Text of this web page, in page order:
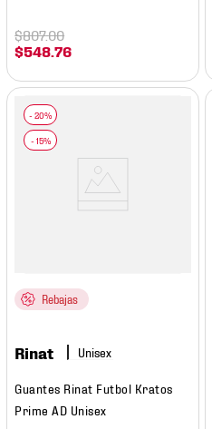
$548 .76
$807.00
Rebajas
Rinat
Guantes Rinat Futbol Kratos
Prime AD Unisex